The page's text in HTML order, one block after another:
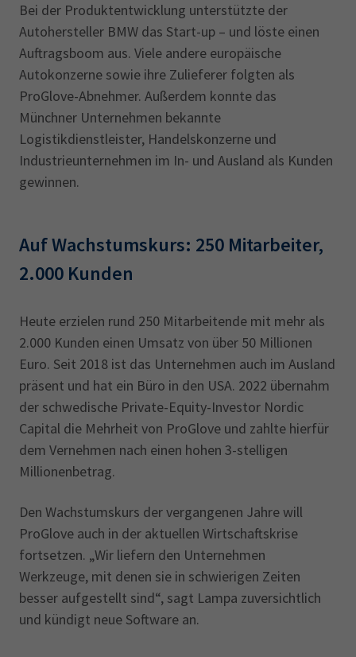
Bei der Produktentwicklung unterstützte der
Autohersteller BMW das Start-up – und löste einen
Auftragsboom aus. Viele andere europäische
Autokonzerne sowie ihre Zulieferer folgten als
ProGlove-Abnehmer. Außerdem konnte das
Münchner Unternehmen bekannte
Logistikdienstleister, Handelskonzerne und
Industrieunternehmen im In- und Ausland als Kunden
gewinnen.
Auf Wachstumskurs: 250 Mitarbeiter,
2.000 Kunden
Heute erzielen rund 250 Mitarbeitende mit mehr als
2.000 Kunden einen Umsatz von über 50 Millionen
Euro. Seit 2018 ist das Unternehmen auch im Ausland
präsent und hat ein Büro in den USA. 2022 übernahm
der schwedische Private-Equity-Investor Nordic
Capital die Mehrheit von ProGlove und zahlte hierfür
dem Vernehmen nach einen hohen 3-stelligen
Millionenbetrag.
Den Wachstumskurs der vergangenen Jahre will
ProGlove auch in der aktuellen Wirtschaftskrise
fortsetzen. „Wir liefern den Unternehmen
Werkzeuge, mit denen sie in schwierigen Zeiten
besser aufgestellt sind“, sagt Lampa zuversichtlich
und kündigt neue Software an.